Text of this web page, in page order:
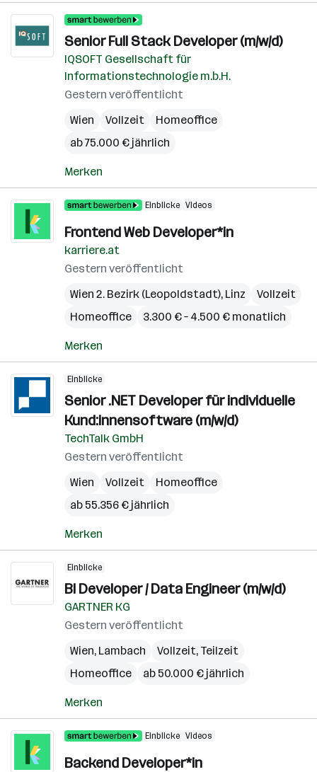
Senior Full Stack Developer (m/w/d)
IQSOFT Gesellschaft für
Informationstechnologie m.b.H.
Gestern veröffentlicht
Wien
Vollzeit
Homeoffice
ab 75.000 € jährlich
Merken
Einblicke Videos
Frontend Web Developer*in
karriere.at
Gestern veröffentlicht
Wien 2. Bezirk (Leopoldstadt), Linz
Vollzeit
Homeoffice
3.300 € – 4.500 € monatlich
Merken
Einblicke
Senior .NET Developer für individuelle
Kund:innensoftware (m/w/d)
TechTalk GmbH
Gestern veröffentlicht
Wien
Vollzeit
Homeoffice
ab 55.356 € jährlich
Merken
Einblicke
BI Developer / Data Engineer (m/w/d)
GARTNER KG
Gestern veröffentlicht
Wien, Lambach
Vollzeit, Teilzeit
Homeoffice
ab 50.000 € jährlich
Merken
Einblicke Videos
Backend Developer*in